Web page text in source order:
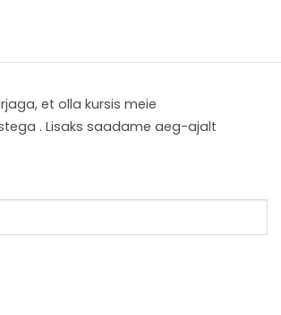
et olla kursis meie
. Lisaks saadame aeg-ajalt